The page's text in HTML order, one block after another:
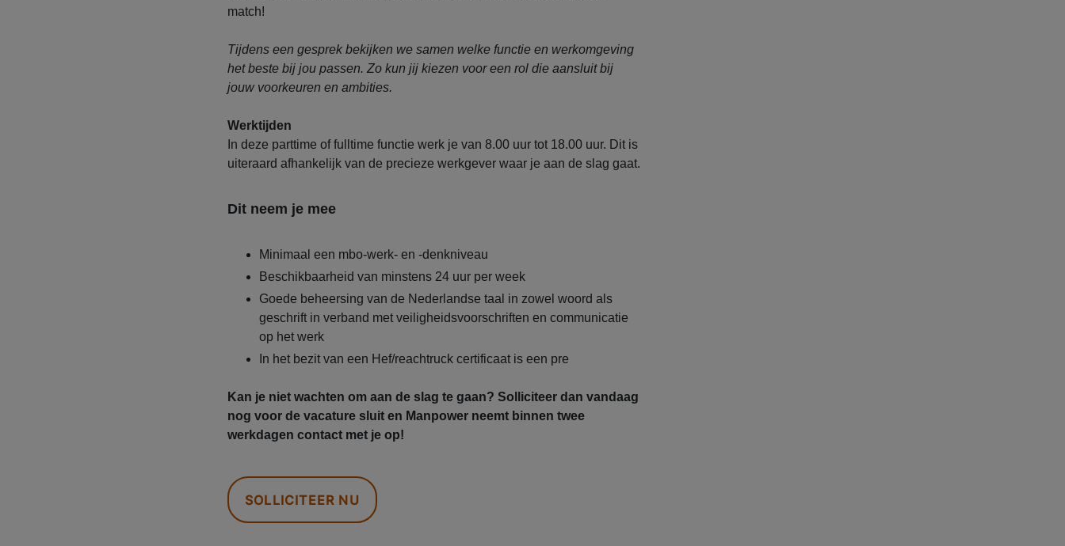
match!
Tijdens een gesprek bekijken we samen welke functie en werkomgeving
het beste bij jou passen. Zo kun jij kiezen voor een rol die aansluit bij
jouw voorkeuren en ambities.
Werktijden
In deze parttime of fulltime functie werk je van 8.00 uur tot 18.00 uur. Dit is
uiteraard afhankelijk van de precieze werkgever waar je aan de slag gaat.
Dit neem je mee
Minimaal een mbo-werk- en -denkniveau
Beschikbaarheid van minstens 24 uur per week
Goede beheersing van de Nederlandse taal in zowel woord als
geschrift in verband met veiligheidsvoorschriften en communicatie
op het werk
In het bezit van een Hef/reachtruck certificaat is een pre
Kan je niet wachten om aan de slag te gaan? Solliciteer dan vandaag
nog voor de vacature sluit en Manpower neemt binnen twee
werkdagen contact met je op!
SOLLICITEER NU